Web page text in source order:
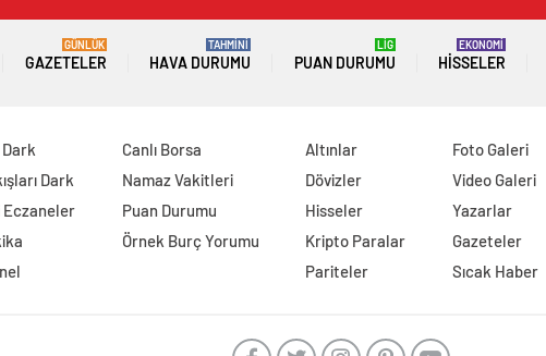
GAZETELER
GÜNLÜK
HAVA DURUMU
TAHMİNİ
PUAN DURUMU
LİG
HISSELER
EKONOMİ
Dark
Dark
Canlı Borsa
Namaz Vakitleri
Puan Durumu
Örnek Burç Yorumu
Altınlar
Dövizler
Hisseler
Kripto Paralar
Pariteler
Foto Galeri
Video Galeri
Yazarlar
Gazeteler
Sıcak Haber